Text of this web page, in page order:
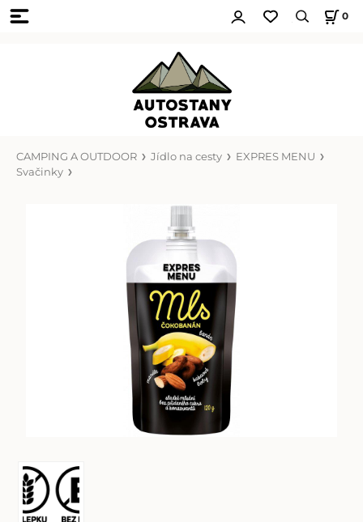
0
CAMPING A OUTDOOR Jídlo na cesty
EXPRES MENU
Svačinky